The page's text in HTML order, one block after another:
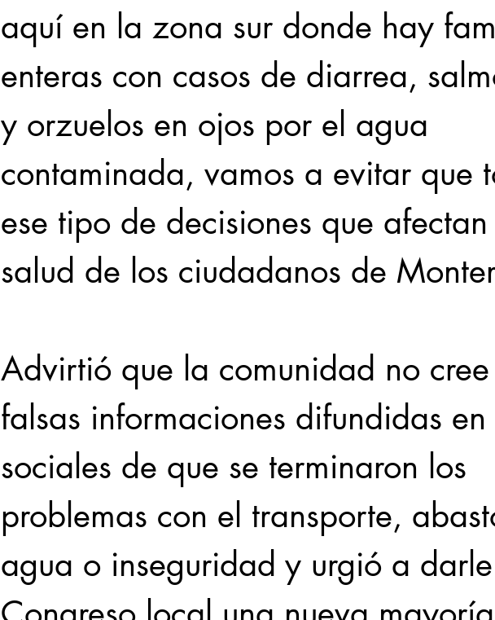
aquí en la zona sur donde hay
enteras con casos de diarrea,
y orzuelos en ojos por el agua
contaminada, vamos a evitar que
ese tipo de decisiones que
salud de los ciudadanos de
Advirtió que la comunidad no
falsas informaciones difundidas
sociales de que se terminaron los
problemas con el transporte,
agua o inseguridad y urgió a